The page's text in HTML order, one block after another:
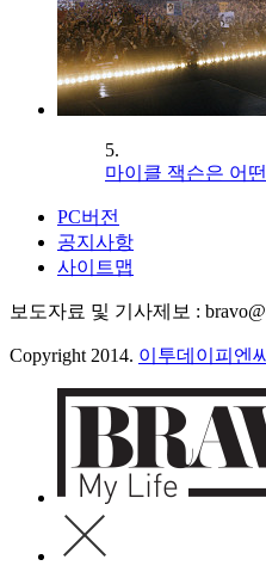
5.
마이클 잭슨은 어
PC버전
공지사항
사이트맵
보도자료 및 기사제보 :
Copyright 2014. 이투데이피엔씨